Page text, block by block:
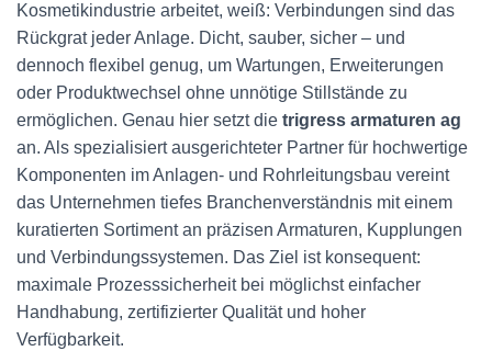
Kosmetikindustrie arbeitet, weiß: Verbindungen sind das
Rückgrat jeder Anlage. Dicht, sauber, sicher – und
dennoch flexibel genug, um Wartungen, Erweiterungen
oder Produktwechsel ohne unnötige Stillstände zu
ermöglichen. Genau hier setzt die trigress armaturen ag
an. Als spezialisiert ausgerichteter Partner für hochwertige
Komponenten im Anlagen- und Rohrleitungsbau vereint
das Unternehmen tiefes Branchenverständnis mit einem
kuratierten Sortiment an präzisen Armaturen, Kupplungen
und Verbindungssystemen. Das Ziel ist konsequent:
maximale Prozesssicherheit bei möglichst einfacher
Handhabung, zertifizierter Qualität und hoher
Verfügbarkeit.